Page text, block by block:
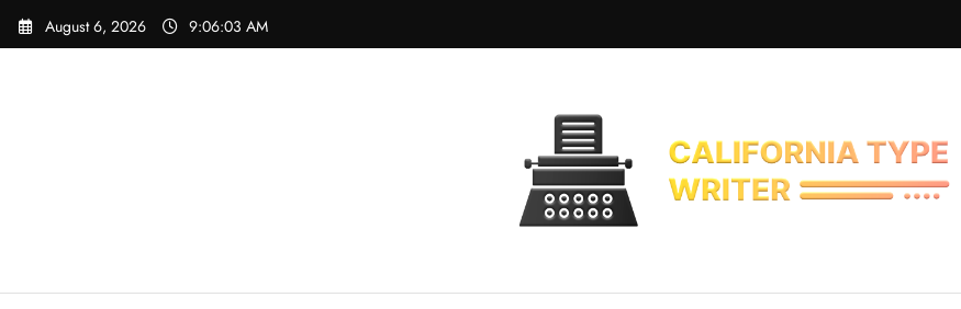
Skip
August 6, 2026 9:06:04 AM